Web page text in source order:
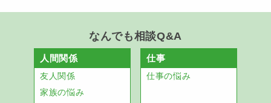
なんでも相談Q&A
人間関係
友人関係
家族の悩み
仕事
仕事の悩み